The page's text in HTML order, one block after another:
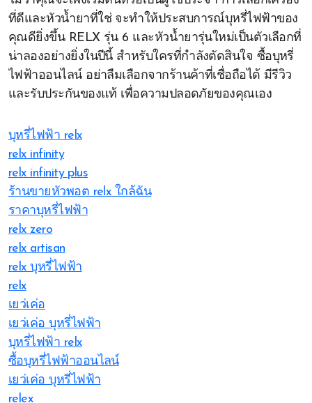
ที่ดีและหัวน้ำยาที่ใช่ จะทำให้ประสบการณ์บุหรี่ไฟฟ้าของ
คุณดียิ่งขึ้น RELX รุ่น 6 และหัวน้ำยารุ่นใหม่เป็นตัวเลือกที่
น่าลองอย่างยิ่งในปีนี้ สำหรับใครที่กำลังตัดสินใจ ซื้อบุหรี่
ไฟฟ้าออนไลน์ อย่าลืมเลือกจากร้านค้าที่เชื่อถือได้ มีรีวิว
และรับประกันของแท้ เพื่อความปลอดภัยของคุณเอง
บุหรี่ไฟฟ้า relx
relx infinity
relx infinity plus
ร้านขายหัวพอต relx ใกล้ฉัน
ราคาบุหรี่ไฟฟ้า
relx zero
relx artisan
relx บุหรี่ไฟฟ้า
relx
เยว่เค่อ
เยว่เค่อ บุหรี่ไฟฟ้า
บุหรี่ไฟฟ้า relx
ซื้อบุหรี่ไฟฟ้าออนไลน์
เยว่เค่อ บุหรี่ไฟฟ้า
relex